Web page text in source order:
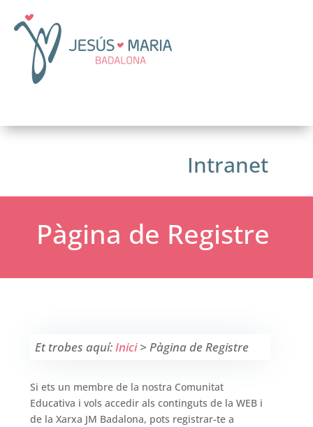
Intranet
Pàgina de Registre
Et trobes aquí:Inici> Pàgina de Registre
Si ets un membre de la nostra Comunitat
Educativa i vols accedir als continguts de la WEB i
de la Xarxa JM Badalona, pots registrar-te a